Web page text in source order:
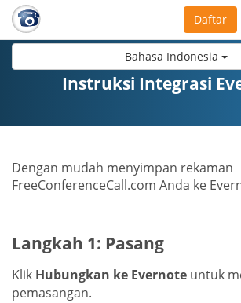
Bahasa Indonesia
Daftar
Instruksi Integrasi
Dengan mudah menyimpan rekaman
FreeConferenceCall.com Anda ke
Langkah 1: Pasang
Klik Hubungkan ke Evernote untuk
pemasangan.